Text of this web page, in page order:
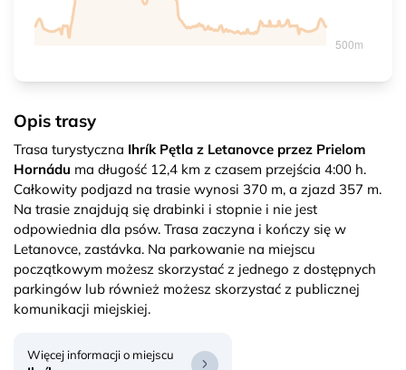
Opis trasy
Trasa turystyczna Ihrík Pętla z Letanovce przez Prielom
Hornádu ma długość 12,4 km z czasem przejścia 4:00 h.
Całkowity podjazd na trasie wynosi 370 m, a zjazd 357 m.
Na trasie znajdują się drabinki i stopnie i nie jest
odpowiednia dla psów. Trasa zaczyna i kończy się w
Letanovce, zastávka. Na parkowanie na miejscu
początkowym możesz skorzystać z jednego z dostępnych
parkingów lub również możesz skorzystać z publicznej
komunikacji miejskiej.
Więcej informacji o miejscu